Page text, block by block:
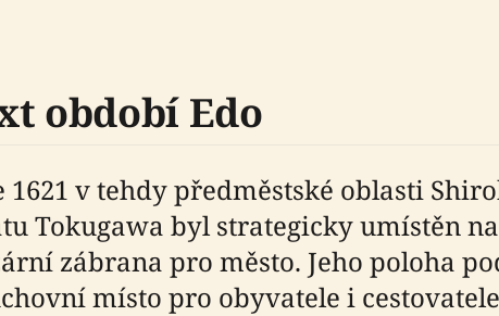
období Edo
1621 v tehdy předměstské oblasti
Tokugawa byl strategicky umístěn
zábrana pro město. Jeho poloha
místo pro obyvatele i